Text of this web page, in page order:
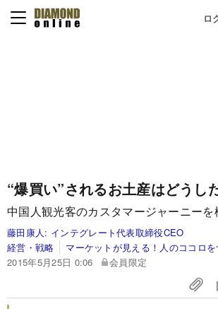
ロ
“爆買い”されるお土産はどうし
中国人観光客のカスタマージャーニーを
藤田康人: インテグレート代表取締役CEO
経営・戦略
マーケットが見える！人のココロ
2015年5月25日 0:06
会員限定